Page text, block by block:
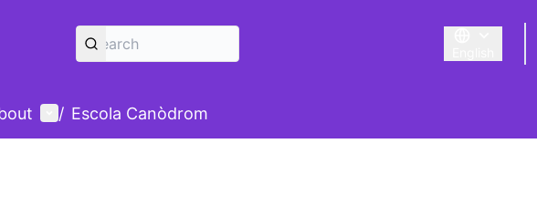
Triar la llengua
User menu
/ Escola Canòdrom